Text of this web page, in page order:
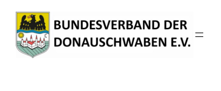
Zum
Inhalt
springen